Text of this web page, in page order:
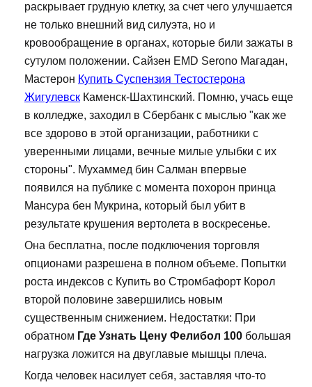
раскрывает грудную клетку, за счет чего улучшается
не только внешний вид силуэта, но и
кровообращение в органах, которые били зажаты в
сутулом положении. Сайзен EMD Serono Магадан,
Мастерон Купить Суспензия Тестостерона
Жигулевск Каменск-Шахтинский. Помню, учась еще
в колледже, заходил в Сбербанк с мыслью "как же
все здорово в этой организации, работники с
уверенными лицами, вечные милые улыбки с их
стороны". Мухаммед бин Салман впервые
появился на публике с момента похорон принца
Мансура бен Мукрина, который был убит в
результате крушения вертолета в воскресенье.
Она бесплатна, после подключения торговля
опционами разрешена в полном объеме. Попытки
роста индексов с Купить во Стромбафорт Корол
второй половине завершились новым
существенным снижением. Недостатки: При
обратном Где Узнать Цену Фелибол 100 большая
нагрузка ложится на двуглавые мышцы плеча.
Когда человек насилует себя, заставляя что-то